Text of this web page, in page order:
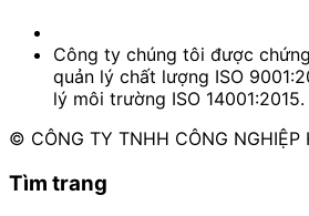
Công ty chúng tôi được
quản lý chất lượng ISO
lý môi trường ISO 14001:2015.
© CÔNG TY TNHH CÔNG NGHIỆP
Tìm trang